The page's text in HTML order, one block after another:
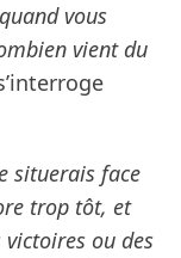
vous
vient du
situerais face
trop tôt, et
ou des